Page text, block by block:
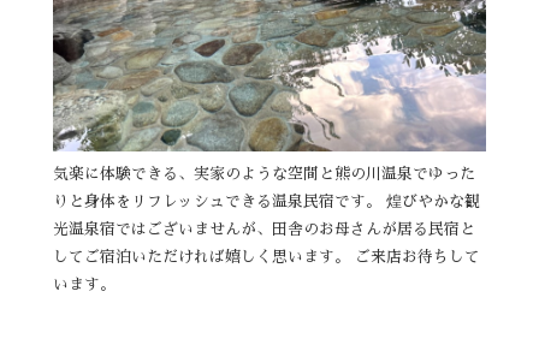
気楽に体験できる、実家のような空間と熊の川温泉でゆった
りと身体をリフレッシュできる温泉民宿です。 煌びやかな観
光温泉宿ではございませんが、田舎のお母さんが居る民宿と
してご宿泊いただければ嬉しく思います。 ご来店お待ちして
います。